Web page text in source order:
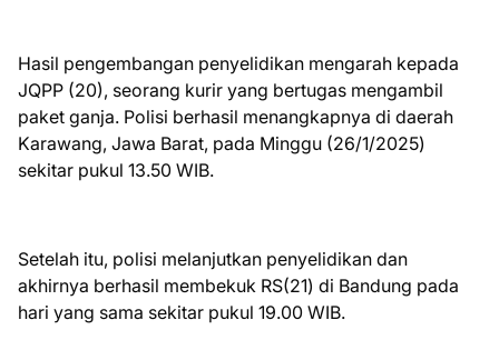
Hasil pengembangan penyelidikan mengarah kepada
JQPP (20), seorang kurir yang bertugas mengambil
paket ganja. Polisi berhasil menangkapnya di daerah
Karawang, Jawa Barat, pada Minggu (26/1/2025)
sekitar pukul 13.50 WIB.
Setelah itu, polisi melanjutkan penyelidikan dan
akhirnya berhasil membekuk RS(21) di Bandung pada
hari yang sama sekitar pukul 19.00 WIB.